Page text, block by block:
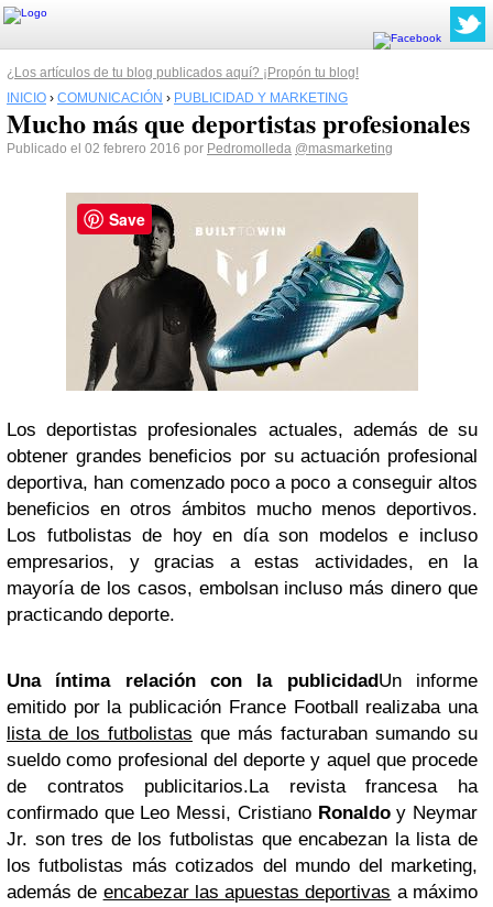
¿Los artículos de tu blog publicados aquí? ¡Propón tu blog!
INICIO › COMUNICACIÓN › PUBLICIDAD Y MARKETING
Mucho más que deportistas profesionales
Publicado el 02 febrero 2016 por Pedromolleda @masmarketing
Los deportistas profesionales actuales, además de su
obtener grandes beneficios por su actuación profesional
deportiva, han comenzado poco a poco a conseguir altos
beneficios en otros ámbitos mucho menos deportivos.
Los futbolistas de hoy en día son modelos e incluso
empresarios, y gracias a estas actividades, en la
mayoría de los casos, embolsan incluso más dinero que
practicando deporte.
Una íntima relación con la publicidadUn informe
emitido por la publicación France Football realizaba una
lista de los futbolistas que más facturaban sumando su
sueldo como profesional del deporte y aquel que procede
de contratos publicitarios.La revista francesa ha
confirmado que Leo Messi, Cristiano Ronaldoy Neymar
Jr. son tres de los futbolistas que encabezan la lista de
los futbolistas más cotizados del mundo del marketing,
además de encabezar las apuestas deportivas a máximo
Save